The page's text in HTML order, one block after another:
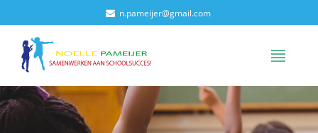
n.pameijer@gmail.com